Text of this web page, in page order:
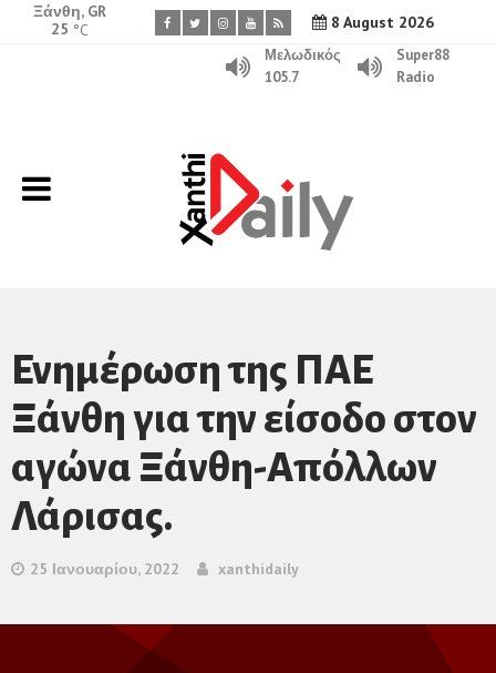
8 August 2026
Ξάνθη, GR
25 °C
Μελωδικός
105.7
Super88
Radio
Ενημέρωση της ΠΑΕ
Ξάνθη για την είσοδο στον
αγώνα Ξάνθη-Απόλλων
Λάρισας.
25 Ιανουαρίου, 2022 xanthidaily